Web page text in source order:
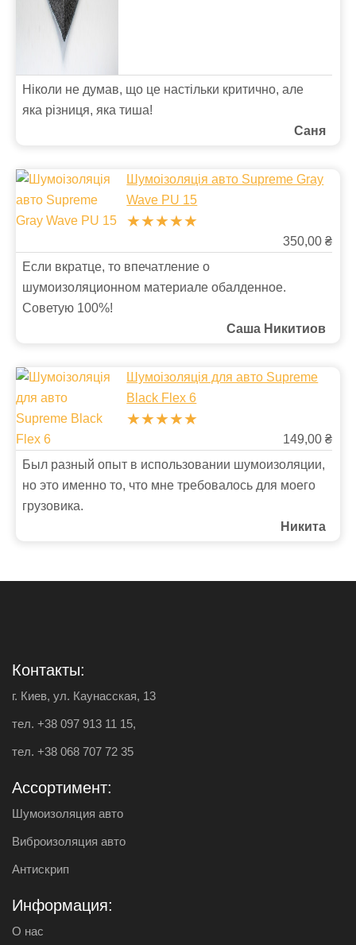
Ніколи не думав, що це настільки критично, але
яка різниця, яка тиша!
Саня
Шумоізоляція авто Supreme Gray
Wave PU 15
★★★★★
350,00 ₴
Если вкратце, то впечатление о
шумоизоляционном материале обалденное.
Советую 100%!
Саша Никитиов
Шумоізоляція для авто Supreme
Black Flex 6
★★★★★
149,00 ₴
Был разный опыт в использовании шумоизоляции,
но это именно то, что мне требовалось для моего
грузовика.
Никита
Контакты:
г. Киев, ул. Каунасская, 13
тел. +38 097 913 11 15,
тел. +38 068 707 72 35
Ассортимент:
Шумоизоляция авто
Виброизоляция авто
Антискрип
Информация:
О нас